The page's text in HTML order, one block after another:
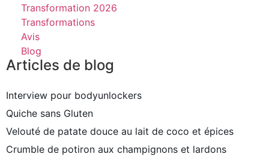
Transformation 2026
Transformations
Avis
Blog
Articles de blog
Interview pour bodyunlockers
Quiche sans Gluten
Velouté de patate douce au lait de coco et épices
Crumble de potiron aux champignons et lardons